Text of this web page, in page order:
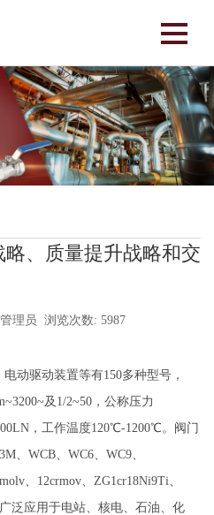
、质量提升战略和交
理员 浏览次数: 5987
动驱动装置等有150多种型号，
及1/2~50，公称压力
，工作温度120℃-1200℃。阀门
、WCB、WC6、WC9、
、12crmov、ZG1cr18Ni9Ti、
泛应用于电站、核电、石油、化